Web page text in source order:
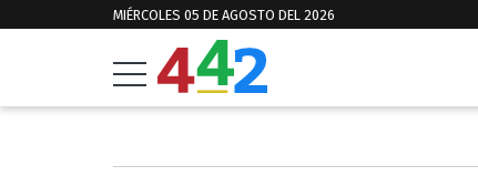
MIÉRCOLES 05 DE AGOSTO DEL 2026